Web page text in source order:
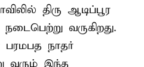
திரு ஆடிப்பூர
வருகிறது.
நாதர்
வரும் இந்த